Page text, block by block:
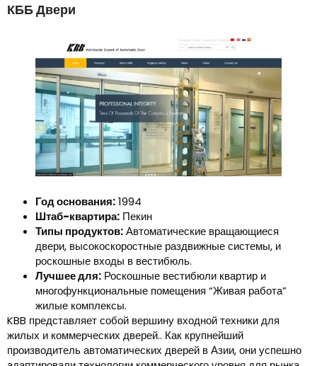
КББ Двери
Год основания:1994
Штаб-квартира: Пекин
Типы продуктов:Автоматические вращающиеся
двери, высокоскоростные раздвижные системы, и
роскошные входы в вестибюль.
Лучшее для: Роскошные вестибюли квартир и
многофункциональные помещения “Живая работа”
жилые комплексы.
KBB представляет собой вершину входной техники для
жилых и коммерческих дверей.. Как крупнейший
производитель автоматических дверей в Азии, они успешно